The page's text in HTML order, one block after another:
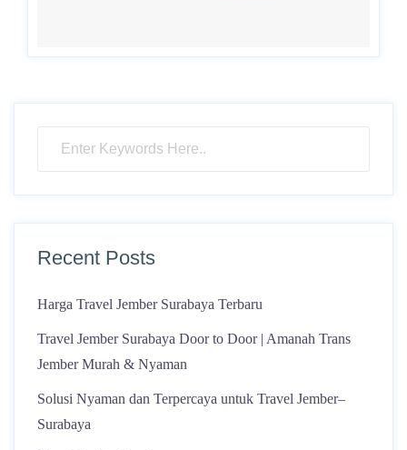
Recent Posts
Harga Travel Jember Surabaya Terbaru
Travel Jember Surabaya Door to Door | Amanah Trans
Jember Murah & Nyaman
Solusi Nyaman dan Terpercaya untuk Travel Jember–
Surabaya